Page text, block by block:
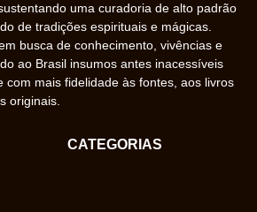
uma curadoria de alto padrão
de tradições espirituais e mágicas.
busca de conhecimento, vivências e
ao Brasil insumos antes inacessíveis
com mais fidelidade às fontes, aos livros
originais.
CATEGORIAS